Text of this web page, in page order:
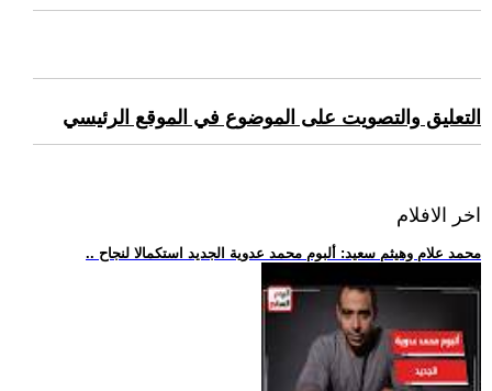
التعليق والتصويت على الموضوع في الموقع الرئيسي
اخر الافلام
.. محمد علام وهيثم سعيد: ألبوم محمد عدوية الجديد استكمالا لنجاح